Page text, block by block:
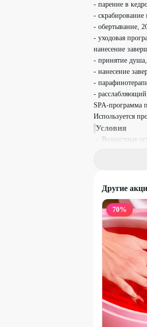
- парение в
- скрабирование
- обертывание,
- уходовая
нанесение
- принятие
- нанесение
-
-
SPA-программа
Используется
Условия
Возрастные
Услуги по
Вы можете
Один
Промокод
Необходима
номеру в
Для
Стоимость
Промокод не
Другие
70%